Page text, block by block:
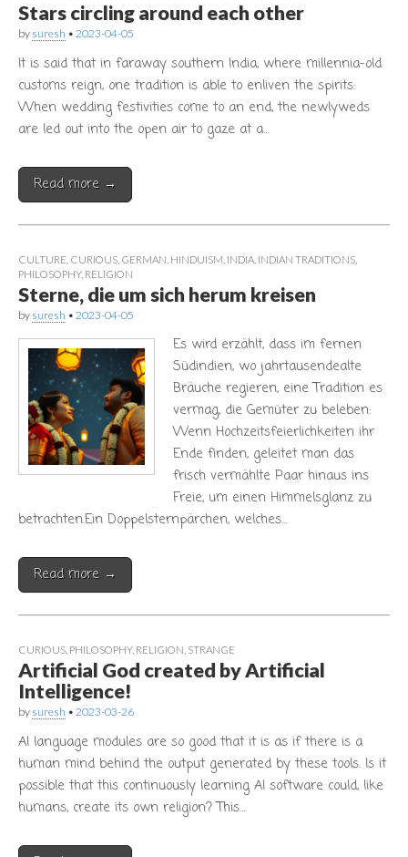
Stars circling around each other
by suresh • 2023-04-05
It is said that in faraway southern India, where millennia-old
customs reign, one tradition is able to enliven the spirits:
When wedding festivities come to an end, the newlyweds
are led out into the open air to gaze at a…
Read more →
CULTURE CURIOUS GERMAN HINDUISM INDIA INDIAN TRADITIONS
PHILOSOPHY, RELIGION
Sterne, die um sich herum kreisen
by suresh • 2023-04-05
Es wird erzählt, dass im fernen
Südindien, wo jahrtausendealte
Bräuche regieren, eine Tradition es
vermag, die Gemüter zu beleben:
Wenn Hochzeitsfeierlichkeiten ihr
Ende finden, geleitet man das
frisch vermählte Paar hinaus ins
Freie, um einen Himmelsglanz zu
betrachten.Ein Doppelsternpärchen, welches…
Read more →
CURIOUS PHILOSOPHY, RELIGION STRANGE
Artificial God created by Artificial
Intelligence!
by suresh • 2023-03-26
AI language modules are so good that it is as if there is a
human mind behind the output generated by these tools. Is it
possible that this continuously learning AI software could, like
humans, create its own religion? This…